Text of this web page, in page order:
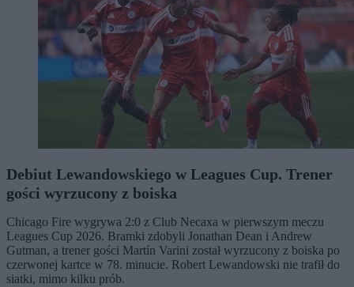
Debiut Lewandowskiego w Leagues Cup. Trener
gości wyrzucony z boiska
Chicago Fire wygrywa 2:0 z Club Necaxa w pierwszym meczu
Leagues Cup 2026. Bramki zdobyli Jonathan Dean i Andrew
Gutman, a trener gości Martín Varini został wyrzucony z boiska po
czerwonej kartce w 78. minucie. Robert Lewandowski nie trafił do
siatki, mimo kilku prób.